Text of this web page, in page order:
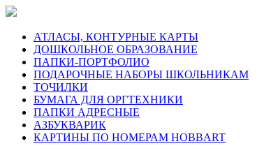
АТЛАСЫ, КОНТУРНЫЕ КАРТЫ
ДОШКОЛЬНОЕ ОБРАЗОВАНИЕ
ПАПКИ-ПОРТФОЛИО
ПОДАРОЧНЫЕ НАБОРЫ ШКОЛЬНИКАМ
ТОЧИЛКИ
БУМАГА ДЛЯ ОРГТЕХНИКИ
ПАПКИ АДРЕСНЫЕ
АЗБУКВАРИК
КАРТИНЫ ПО НОМЕРАМ HOBBART